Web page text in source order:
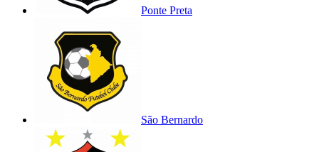
Ponte Preta
São Bernardo